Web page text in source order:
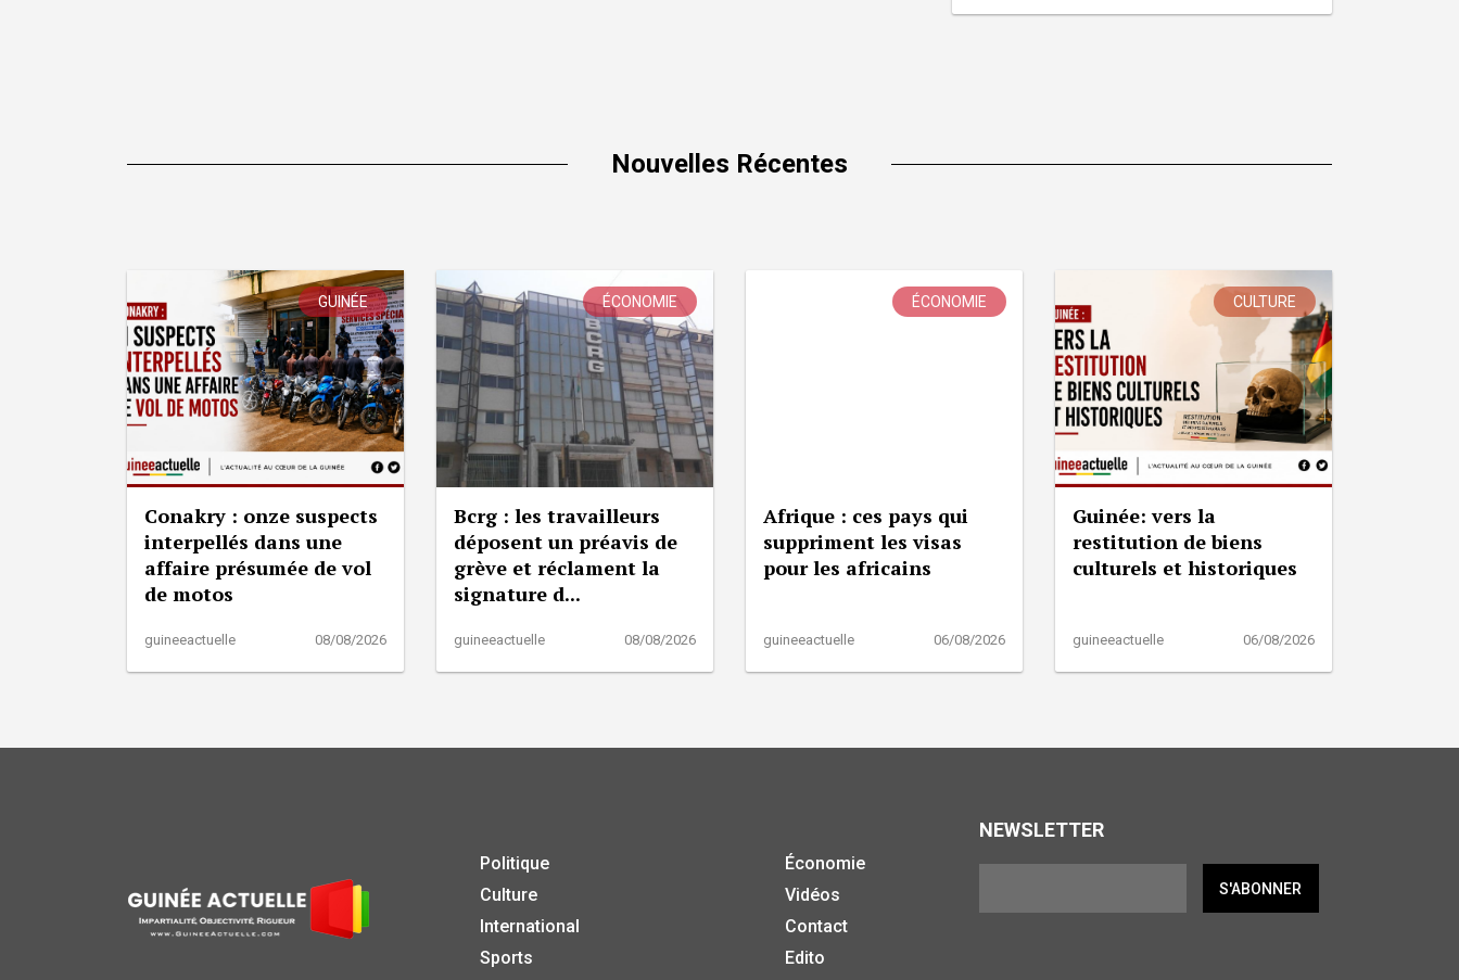
Nouvelles Récentes
GUINÉE
Conakry : onze suspects
interpellés dans une
affaire présumée de vol
de motos
guineeactuelle 08/08/2026
ÉCONOMIE
Bcrg : les travailleurs
déposent un préavis de
grève et réclament la
signature d...
guineeactuelle 08/08/2026
ÉCONOMIE
Afrique : ces pays qui
suppriment les visas
pour les africains
guineeactuelle 06/08/2026
CULTURE
Guinée: vers la
restitution de biens
culturels et historiques
guineeactuelle 06/08/2026
Politique
Culture
International
Sports
Économie
Vidéos
Contact
Edito
NEWSLETTER
S'ABONNER